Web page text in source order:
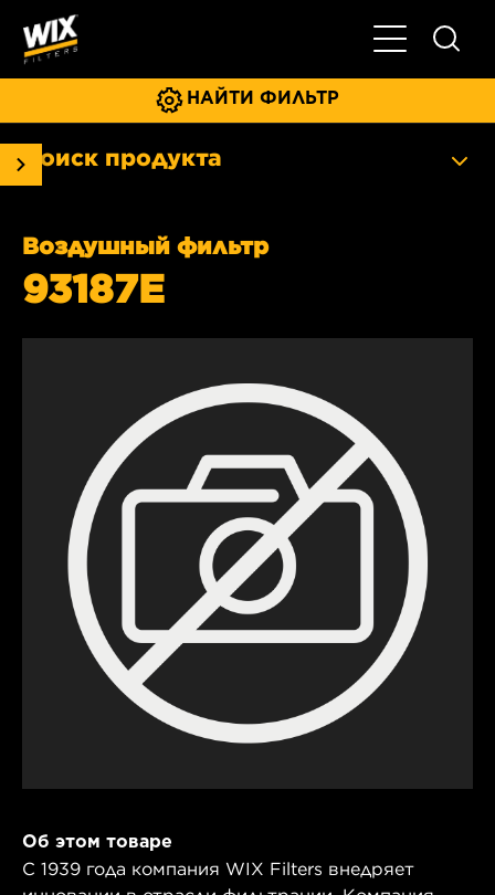
Главное
НАЙТИ ФИЛЬТР
Поиск продукта
Воздушный фильтр
93187E
Об этом товаре
С 1939 года компания WIX Filters внедряет